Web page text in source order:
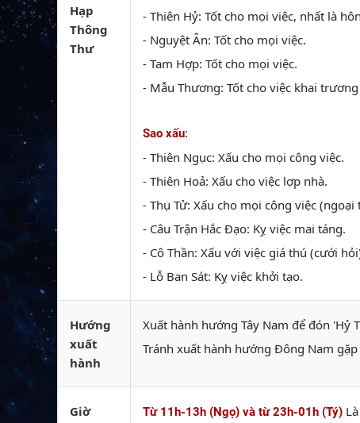
Hạp
Thông
Thư
- Thiên Hỷ: Tốt cho mọi việc, nhất là
- Nguyệt Ân: Tốt cho mọi việc.
- Tam Hợp: Tốt cho mọi việc.
- Mẫu Thương: Tốt cho việc khai
Sao xấu:
- Thiên Ngục: Xấu cho mọi công việc.
- Thiên Hoả: Xấu cho việc lợp nhà.
- Thụ Tử: Xấu cho mọi công việc
- Câu Trận Hắc Đạo: Kỵ việc mai táng.
- Cô Thần: Xấu với việc giá thú (cưới
- Lỗ Ban Sát: Kỵ việc khởi tạo.
Hướng
xuất
hành
Xuất hành hướng Tây Nam để đón 'Hỷ
Tránh xuất hành hướng Đông Nam gặp
Giờ
Từ 11h-13h (Ngọ) và từ 23h-01h (Tý)